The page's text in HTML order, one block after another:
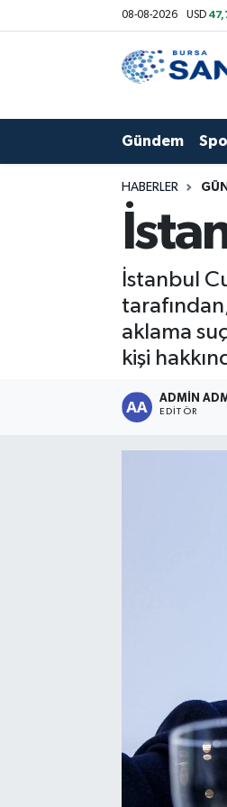
08-08-2026 USD
Gündem
HABERLER
İstanbul
aklama
kişi
ADMİN
EDITÖR
Hava Durumu
Tüm Manşetler
Son Dakika Haberleri
Haber Arşivi